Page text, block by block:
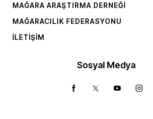
MAĞARA ARAŞTIRMA DERNEĞI
MAĞARACILIK FEDERASYONU
İLETIŞIM
Sosyal Medya